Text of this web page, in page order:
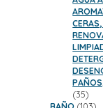
3535
103